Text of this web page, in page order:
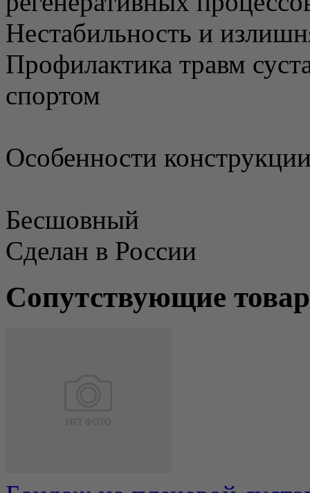
Нестабильность и
Профилактика травм
спортом
Особенности
Бесшовный
Сделан в России
Сопутствующие